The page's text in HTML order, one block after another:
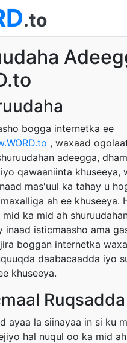
.to
bogga internetka ee
, waxaad
adeegga,
qawaaniinta khuseeya,
mas'uul ka tahay u
ah ee khuseeya.
mid ka mid ah
inaad isticmaasho ama
boggan internetka
daabacaadda iyo
khuseeya.
Ruqsadda
ayaa la siinayaa in si ku
hal nuqul oo ka mid